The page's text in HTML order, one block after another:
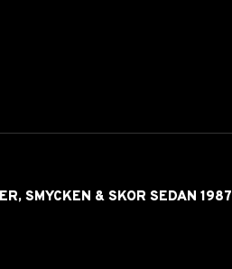
SMYCKEN & SKOR SEDAN 1987